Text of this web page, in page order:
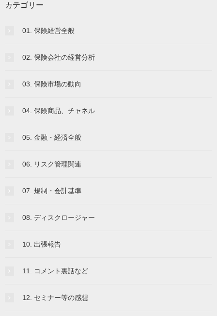
カテゴリー
01. 保険経営全般
02. 保険会社の経営分析
03. 保険市場の動向
04. 保険商品、チャネル
05. 金融・経済全般
06. リスク管理関連
07. 規制・会計基準
08. ディスクロージャー
10. 出張報告
11. コメント裏話など
12. セミナー等の感想